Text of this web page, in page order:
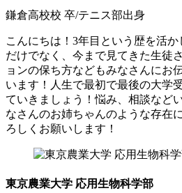
鎌倉高校校 卒/テニス部出身
こんにちは！3年目という歴を活
だけでなく、今まで見てきた生徒
ョンの保ち方などもみなさんにお
います！人生で最初で最後の大学
ていきましょう！悩み、相談など
なさんのお姉ちゃんのような存在
ろしくお願いします！
東京農業大学 応用生物科学部